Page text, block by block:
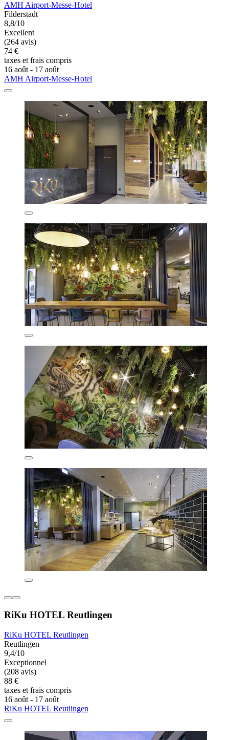
AMH Airport-Messe-Hotel
Filderstadt
8,8/10
Excellent
(264 avis)
74 €
taxes et frais compris
16 août - 17 août
AMH Airport-Messe-Hotel
RiKu HOTEL Reutlingen
RiKu HOTEL Reutlingen
Reutlingen
9,4/10
Exceptionnel
(208 avis)
88 €
taxes et frais compris
16 août - 17 août
RiKu HOTEL Reutlingen